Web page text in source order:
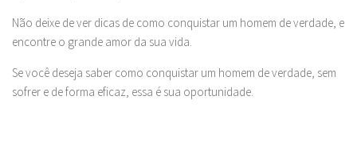
Não deixe de ver dicas de como conquistar um homem de verdade, e
encontre o grande amor da sua vida.
Se você deseja saber como conquistar um homem de verdade, sem
sofrer e de forma eficaz, essa é sua oportunidade.